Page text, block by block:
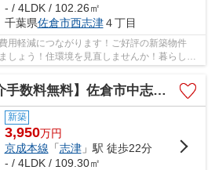
- / 4LDK / 102.26㎡
千葉県佐倉市西志津４丁目
用軽減につながります！ご好評の新築物件
しょう！住環境を見直しませんか！暮らしの
活を送るための大きな...
数料無料】佐倉市中志津 新築戸建て
新築
3,950万円
京成本線 「志津」駅 徒歩22分
- / 4LDK / 109.30㎡